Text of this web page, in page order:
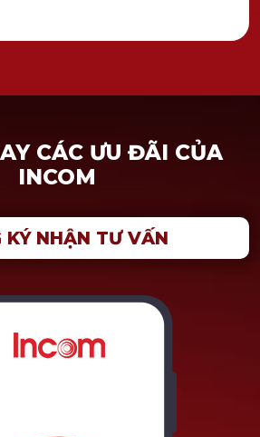
CÁC ƯU ĐÃI CỦA
INCOM
NHẬN TƯ VẤN